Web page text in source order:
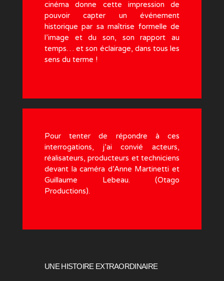
cinéma donne cette impression de
pouvoir capter un événement
historique par sa maîtrise formelle de
l’image et du son, son rapport au
temps… et son éclairage, dans tous les
sens du terme !
Pour tenter de répondre à ces
interrogations, j’ai convié acteurs,
réalisateurs, producteurs et techniciens
devant la caméra d’Anne Martinetti et
Guillaume Lebeau. (Otago
Productions).
UNE HISTOIRE EXTRAORDINAIRE